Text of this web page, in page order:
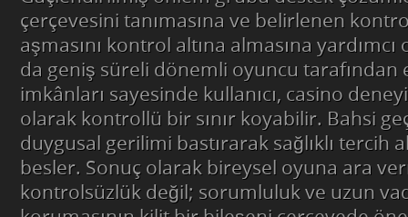
çerçevesini tanımasına ve belirlenen
aşmasını kontrol altına almasına yardımcı
da geniş süreli dönemli oyuncu tarafından
imkânları sayesinde kullanıcı, casino
olarak kontrollü bir sınır koyabilir. Bahsi
duygusal gerilimi bastırarak sağlıklı tercih
besler. Sonuç olarak bireysel oyuna ara
kontrolsüzlük değil; sorumluluk ve uzun